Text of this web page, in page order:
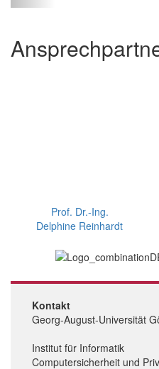
Prof. Dr.-Ing.
Delphine Reinhardt
Kontakt
Georg-August-Universität
Institut für Informatik
Computersicherheit und